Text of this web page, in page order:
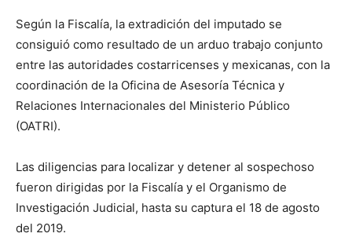
Según la Fiscalía, la extradición del imputado se
consiguió como resultado de un arduo trabajo conjunto
entre las autoridades costarricenses y mexicanas, con la
coordinación de la Oficina de Asesoría Técnica y
Relaciones Internacionales del Ministerio Público
(OATRI).
Las diligencias para localizar y detener al sospechoso
fueron dirigidas por la Fiscalía y el Organismo de
Investigación Judicial, hasta su captura el 18 de agosto
del 2019.